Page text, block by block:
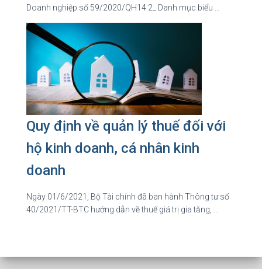
Doanh nghiệp số 59/2020/QH14 2_ Danh mục biểu …
Quy định về quản lý thuế đối với
hộ kinh doanh, cá nhân kinh
doanh
Ngày 01/6/2021, Bộ Tài chính đã ban hành Thông tư số
40/2021/TT-BTC hướng dẫn về thuế giá trị gia tăng, …